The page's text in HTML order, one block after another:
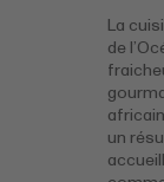
La
de
un